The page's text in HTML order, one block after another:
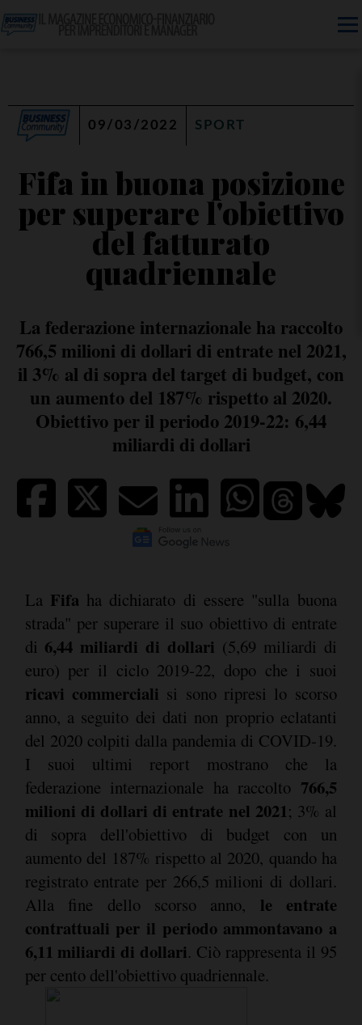
09/03/2022 SPORT
Fifa in buona posizione
per superare l'obiettivo
del fatturato
quadriennale
La federazione internazionale ha raccolto
766,5 milioni di dollari di entrate nel 2021,
il 3% al di sopra del target di budget, con
un aumento del 187% rispetto al 2020.
Obiettivo per il periodo 2019-22: 6,44
miliardi di dollari
La Fifa ha dichiarato di essere "sulla buona
strada" per superare il suo obiettivo di entrate
di 6,44 miliardi di dollari (5,69 miliardi di
euro) per il ciclo 2019-22, dopo che i suoi
ricavi commerciali si sono ripresi lo scorso
anno, a seguito dei dati non proprio eclatanti
del 2020 colpiti dalla pandemia di COVID-19.
I suoi ultimi report mostrano che la
federazione internazionale ha raccolto 766,5
milioni di dollari di entrate nel 2021; 3% al
di sopra dell'obiettivo di budget con un
aumento del 187% rispetto al 2020, quando ha
registrato entrate per 266,5 milioni di dollari.
Alla fine dello scorso anno, le entrate
contrattuali per il periodo ammontavano a
6,11 miliardi di dollari. Ciò rappresenta il 95
per cento dell'obiettivo quadriennale.